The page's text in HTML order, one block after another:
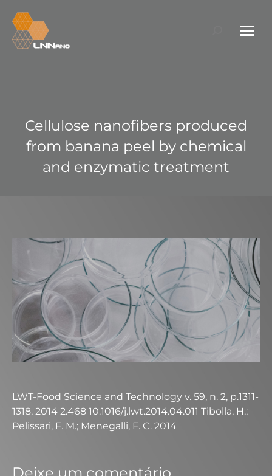
Search:
Cellulose nanofibers produced
from banana peel by chemical
and enzymatic treatment
LWT-Food Science and Technology v. 59, n. 2, p.1311-
1318, 2014 2.468 10.1016/j.lwt.2014.04.011 Tibolla, H.;
Pelissari, F. M.; Menegalli, F. C. 2014